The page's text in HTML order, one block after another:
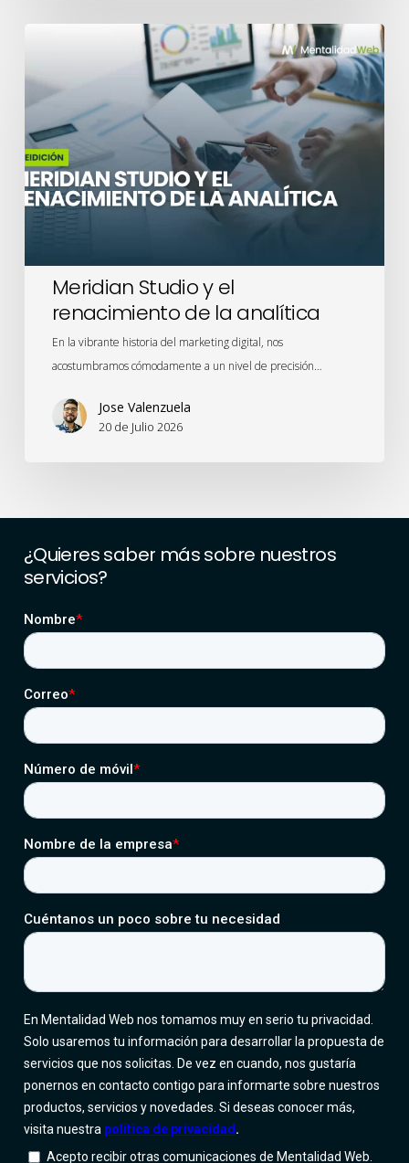
y
renacimiento
de
la
analítica
Meridian Studio y el
renacimiento de la analítica
En la vibrante historia del marketing digital, nos
acostumbramos cómodamente a un nivel de precisión…
Jose Valenzuela
20 de Julio 2026
¿Quieressaber mássobre nuestros
servicios?